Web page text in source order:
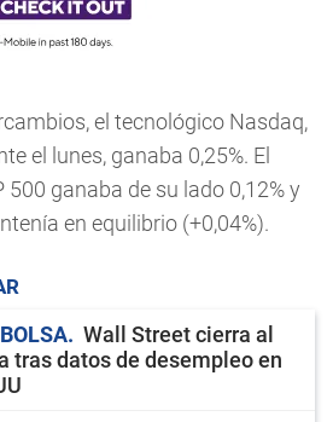
el tecnológico Nasdaq,
el lunes, ganaba 0,25%. El
ganaba de su lado 0,12% y
en equilibrio (+0,04%).
Wall Street cierra al
tras datos de desempleo en